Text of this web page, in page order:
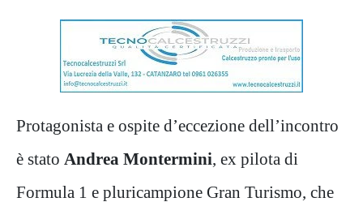
Protagonista e ospite d’eccezione dell’incontro
è stato Andrea Montermini, ex pilota di
Formula 1 e pluricampione Gran Turismo, che